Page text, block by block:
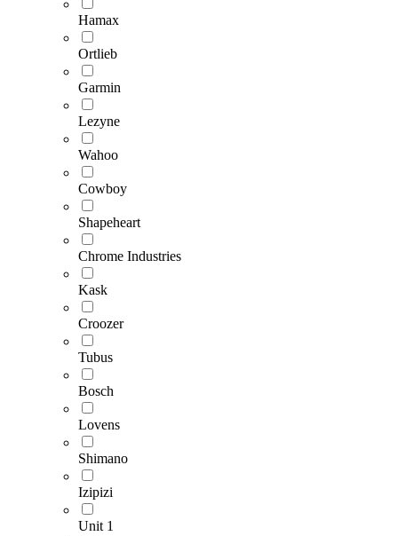
Hamax
Ortlieb
Garmin
Lezyne
Wahoo
Cowboy
Shapeheart
Chrome Industries
Kask
Croozer
Tubus
Bosch
Lovens
Shimano
Izipizi
Unit 1